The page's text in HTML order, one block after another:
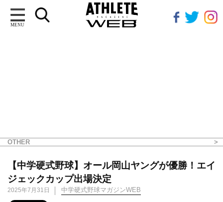
MENU
OTHER
【中学硬式野球】オール岡山ヤングが優勝！エイ
ジェックカップ出場決定
2025年7月31日 中学硬式野球マガジンWEB